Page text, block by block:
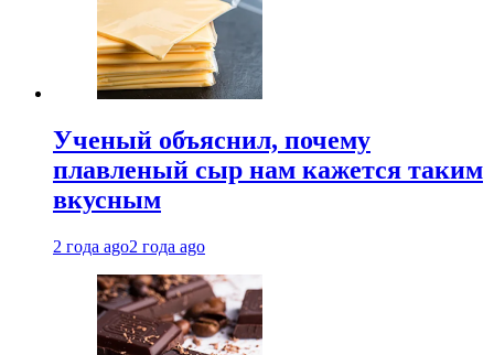
Ученый объяснил, почему
плавленый сыр нам кажется таким
вкусным
2 года ago2 года ago